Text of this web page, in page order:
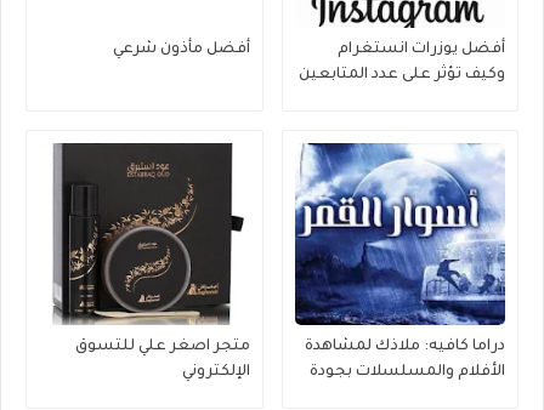
أفضل يوزرات انستغرام
وكيف تؤثر على عدد المتابعين
أفضل مأذون شرعي
دراما كافيه: ملاذك لمشاهدة
الأفلام والمسلسلات بجودة
متجر اصغر علي للتسوق
الإلكتروني